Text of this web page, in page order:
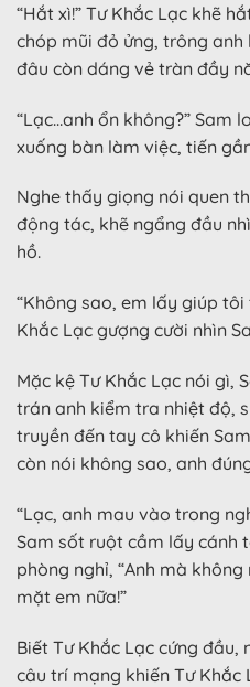
“Hắt xì!” Tư Khắc Lạc khẽ
chóp mũi đỏ ửng, trông
đâu còn dáng vẻ tràn đầy
“Lạc…anh ổn không?” Sam
xuống bàn làm việc, tiến
Nghe thấy giọng nói quen
động tác, khẽ ngẩng đầu
hồ.
“Không sao, em lấy giúp
Khắc Lạc gượng cười nhìn
Mặc kệ Tư Khắc Lạc nói gì,
trán anh kiểm tra nhiệt độ,
truyền đến tay cô khiến
còn nói không sao, anh
“Lạc, anh mau vào trong
Sam sốt ruột cầm lấy cánh
phòng nghỉ, “Anh mà
mặt em nữa!”
Biết Tư Khắc Lạc cứng
câu trí mạng khiến Tư Khắc